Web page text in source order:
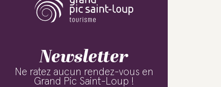
Newsletter
Ne ratez aucun rendez-vous en
Grand Pic Saint-Loup !